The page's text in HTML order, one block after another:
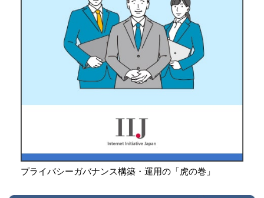
プライバシーガバナンス構築・運用の「虎の巻」